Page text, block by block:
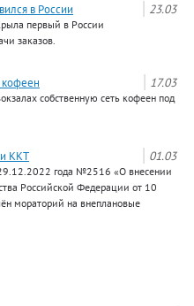
23.03
в России
первый в России
заказов.
17.03
кофеен
собственную сеть кофеен под
01.03
ККТ
года №2516 «О внесении
Российской Федерации от 10
мораторий на внеплановые